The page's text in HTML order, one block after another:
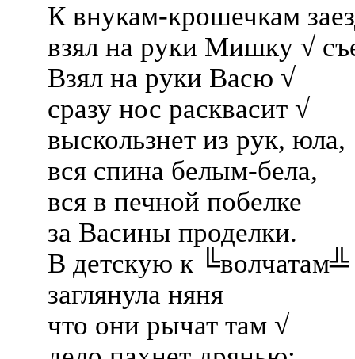
К внукам-крошечкам
взял на руки Мишку √
Взял на руки Васю √
сразу нос расквасит √
выскользнет из рук, юла,
вся спина белым-бела,
вся в печной побелке
за Васины проделки.
В детскую к ╚волчатам╩
заглянула няня
что они рычат там √